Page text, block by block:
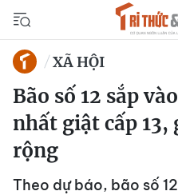
XÃ HỘI
Bão số 12 sắp
nhất giật cấp 13,
rộng
Theo dự báo, bão số